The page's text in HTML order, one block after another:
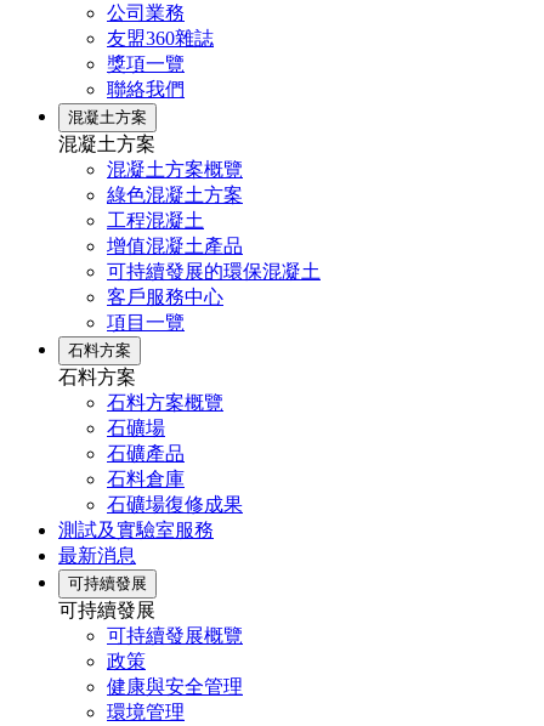
公司業務
友盟360雜誌
獎項一覽
聯絡我們
混凝土方案
混凝土方案
混凝土方案概覽
綠色混凝土方案
工程混凝土
增值混凝土產品
可持續發展的環保混凝土
客戶服務中心
項目一覽
石料方案
石料方案
石料方案概覽
石礦場
石礦產品
石料倉庫
石礦場復修成果
測試及實驗室服務
最新消息
可持續發展
可持續發展
可持續發展概覽
政策
健康與安全管理
環境管理